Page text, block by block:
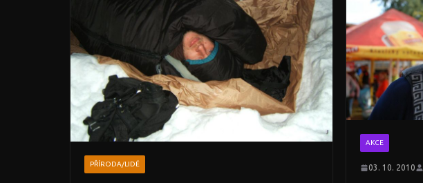
PŘÍRODA/LIDÉ
AKCE
03. 10. 2010